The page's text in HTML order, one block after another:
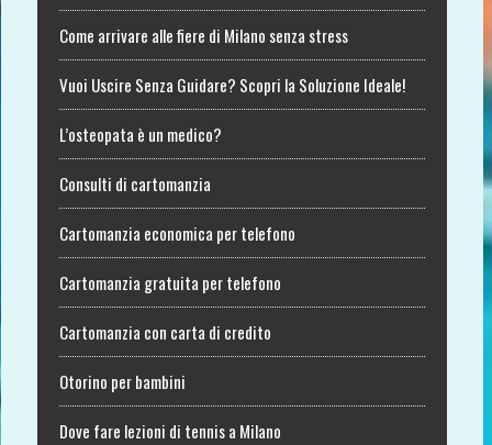
Come arrivare alle fiere di Milano senza stress
Vuoi Uscire Senza Guidare? Scopri la Soluzione Ideale!
L’osteopata è un medico?
Consulti di cartomanzia
Cartomanzia economica per telefono
Cartomanzia gratuita per telefono
Cartomanzia con carta di credito
Otorino per bambini
Dove fare lezioni di tennis a Milano